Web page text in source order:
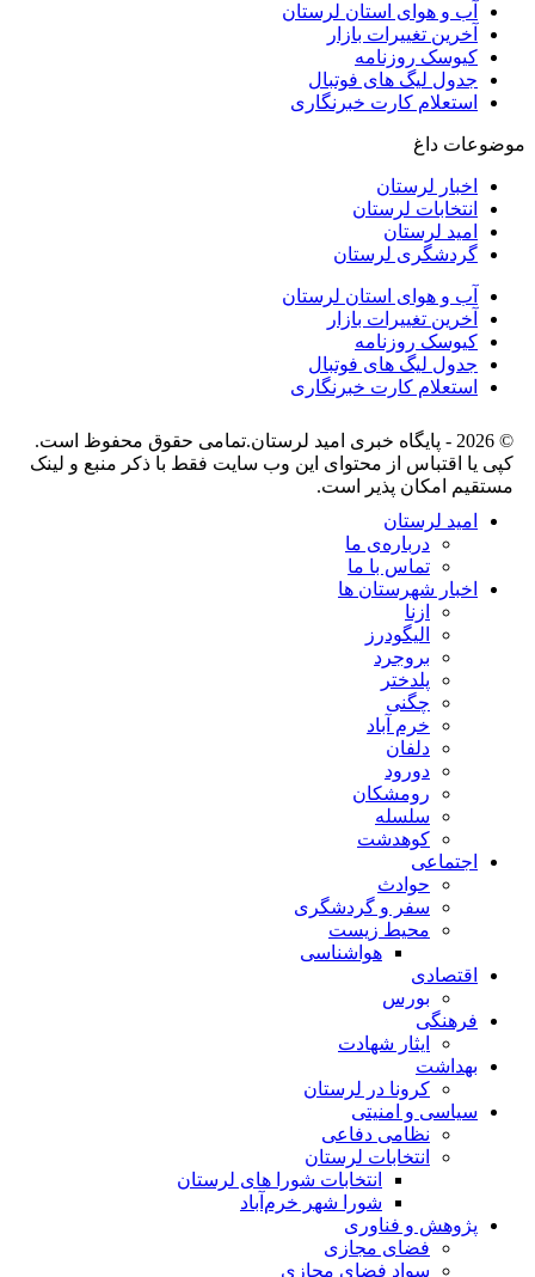
آب و هوای استان لرستان
آخرین تغییرات بازار
کیوسک روزنامه
جدول لیگ های فوتبال
استعلام کارت خبرنگاری
موضوعات داغ
اخبار لرستان
انتخابات لرستان
امید لرستان
گردشگری لرستان
آب و هوای استان لرستان
آخرین تغییرات بازار
کیوسک روزنامه
جدول لیگ های فوتبال
استعلام کارت خبرنگاری
© 2026 - پایگاه خبری اميد لرستان.تمامی حقوق محفوظ است.
کپی یا اقتباس از محتوای این وب سایت فقط با ذکر منبع و لینک
مستقیم امکان پذیر است.
امید لرستان
درباره‌ی ما
تماس با ما
اخبار شهرستان ها
ازنا
الیگودرز
بروجرد
پلدختر
چگنی
خرم آباد
دلفان
دورود
رومشکان
سلسله
کوهدشت
اجتماعی
حوادث
سفر و گردشگری
محیط زیست
هواشناسی
اقتصادی
بورس
فرهنگی
ایثار شهادت
بهداشت
کرونا در لرستان
سیاسی و امنیتی
نظامی دفاعی
انتخابات لرستان
انتخابات شورا های لرستان
شورا شهر خرم‌آباد
پژوهش و فناوری
فضای مجازی
سواد فضای مجازی